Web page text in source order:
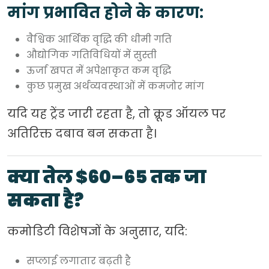
मांग प्रभावित होने के कारण:
वैश्विक आर्थिक वृद्धि की धीमी गति
औद्योगिक गतिविधियों में सुस्ती
ऊर्जा खपत में अपेक्षाकृत कम वृद्धि
कुछ प्रमुख अर्थव्यवस्थाओं में कमजोर मांग
यदि यह ट्रेंड जारी रहता है, तो क्रूड ऑयल पर
अतिरिक्त दबाव बन सकता है।
क्या तेल $60–65 तक जा
सकता है?
कमोडिटी विशेषज्ञों के अनुसार, यदि:
सप्लाई लगातार बढ़ती है